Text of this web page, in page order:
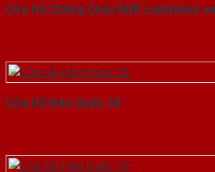
Cửa Gỗ Chống Cháy MDF Laminate
Cửa Gỗ Hàn Quốc 2A